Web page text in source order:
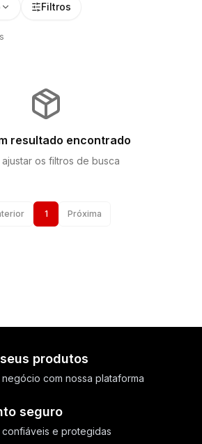
Filtros
resultado encontrado
os filtros de busca
1 Próxima
produtos
com nossa plataforma
seguro
confiáveis e protegidas